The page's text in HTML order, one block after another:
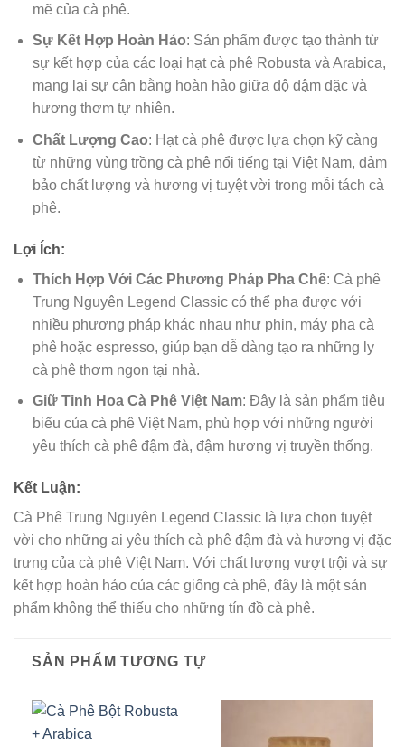
mẽ của cà phê.
Sự Kết Hợp Hoàn Hảo: Sản phẩm được tạo thành từ
sự kết hợp của các loại hạt cà phê Robusta và Arabica,
mang lại sự cân bằng hoàn hảo giữa độ đậm đặc và
hương thơm tự nhiên.
Chất Lượng Cao: Hạt cà phê được lựa chọn kỹ càng
từ những vùng trồng cà phê nổi tiếng tại Việt Nam, đảm
bảo chất lượng và hương vị tuyệt vời trong mỗi tách cà
phê.
Lợi Ích:
Thích Hợp Với Các Phương Pháp Pha Chế: Cà phê
Trung Nguyên Legend Classic có thể pha được với
nhiều phương pháp khác nhau như phin, máy pha cà
phê hoặc espresso, giúp bạn dễ dàng tạo ra những ly
cà phê thơm ngon tại nhà.
Giữ Tinh Hoa Cà Phê Việt Nam: Đây là sản phẩm tiêu
biểu của cà phê Việt Nam, phù hợp với những người
yêu thích cà phê đậm đà, đậm hương vị truyền thống.
Kết Luận:
Cà Phê Trung Nguyên Legend Classic là lựa chọn tuyệt
vời cho những ai yêu thích cà phê đậm đà và hương vị đặc
trưng của cà phê Việt Nam. Với chất lượng vượt trội và sự
kết hợp hoàn hảo của các giống cà phê, đây là một sản
phẩm không thể thiếu cho những tín đồ cà phê.
SẢN PHẨM TƯƠNG TỰ